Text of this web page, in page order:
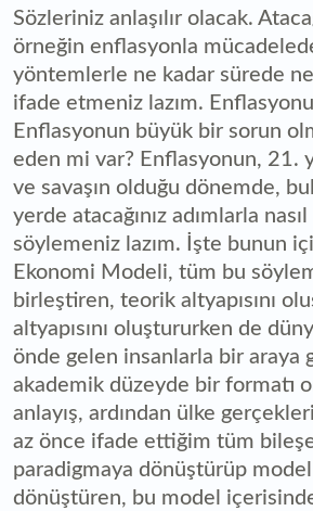
Sözleriniz anlaşılır olacak.
örneğin enflasyonla
yöntemlerle ne kadar sürede
ifade etmeniz lazım.
Enflasyonun büyük bir sorun
eden mi var? Enflasyonun, 21.
ve savaşın olduğu dönemde,
yerde atacağınız adımlarla
söylemeniz lazım. İşte bunun
Ekonomi Modeli, tüm bu
birleştiren, teorik altyapısını
altyapısını oluştururken de
önde gelen insanlarla bir araya
akademik düzeyde bir formatı
anlayış, ardından ülke
az önce ifade ettiğim tüm
paradigmaya dönüştürüp
dönüştüren, bu model